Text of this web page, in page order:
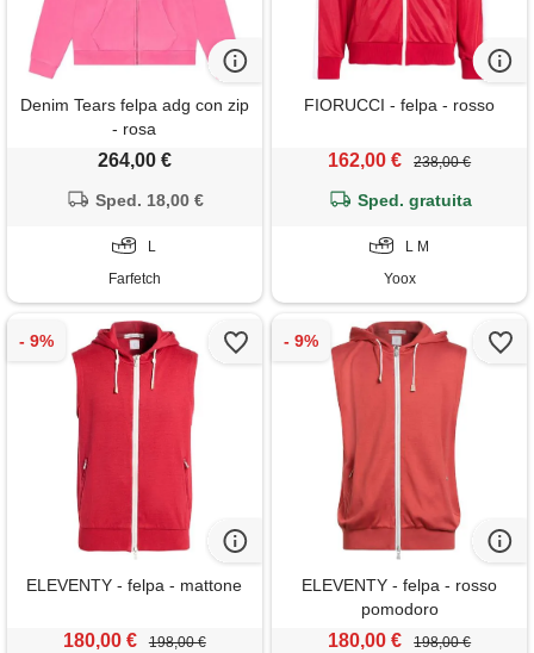
Denim Tears felpa adg con zip
- rosa
264,00 €
Sped. 18,00 €
L
Farfetch
FIORUCCI - felpa - rosso
162,00 € 238,00 €
Sped. gratuita
L M
Yoox
ELEVENTY - felpa - mattone
180,00 € 198,00 €
ELEVENTY - felpa - rosso
pomodoro
180,00 € 198,00 €